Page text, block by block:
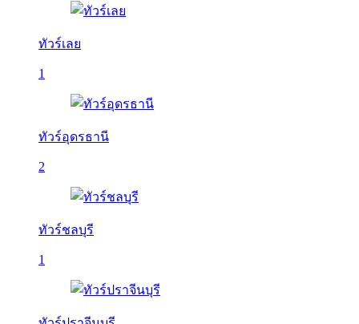
ทัวร์เลย
1
ทัวร์อุดรธานี
2
ทัวร์ชลบุรี
1